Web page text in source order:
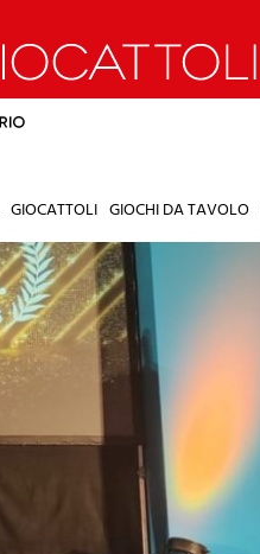
GIOCATTOLI GIOCHI DA TAVOLO